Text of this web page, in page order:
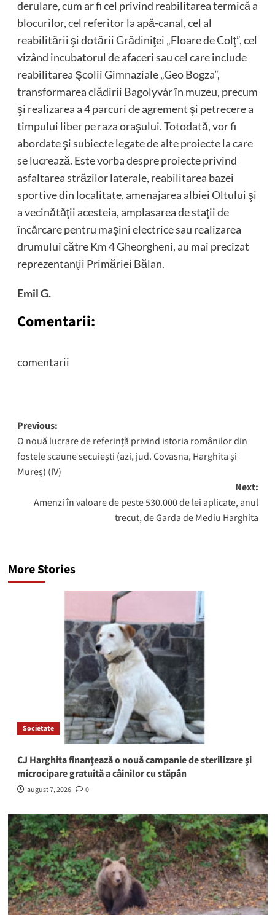
derulare, cum ar fi cel privind reabilitarea termică a
blocurilor, cel referitor la apă-canal, cel al
reabilitării şi dotării Grădiniţei „Floare de Colţ”, cel
vizând incubatorul de afaceri sau cel care include
reabilitarea Şcolii Gimnaziale „Geo Bogza”,
transformarea clădirii Bagolyvár în muzeu, precum
şi realizarea a 4 parcuri de agrement şi petrecere a
timpului liber pe raza oraşului. Totodată, vor fi
abordate şi subiecte legate de alte proiecte la care
se lucrează. Este vorba despre proiecte privind
asfaltarea străzilor laterale, reabilitarea bazei
sportive din localitate, amenajarea albiei Oltului şi
a vecinătăţii acesteia, amplasarea de staţii de
încărcare pentru maşini electrice sau realizarea
drumului către Km 4 Gheorgheni, au mai precizat
reprezentanţii Primăriei Bălan.
Emil G.
Comentarii:
comentarii
Post
navigation
Previous:
O nouă lucrare de referinţă privind istoria românilor din
fostele scaune secuieşti (azi, jud. Covasna, Harghita şi
Mureş) (IV)
Next:
Amenzi în valoare de peste 530.000 de lei aplicate, anul
trecut, de Garda de Mediu Harghita
More Stories
Societate
CJ Harghita finanţează o nouă campanie de sterilizare şi
microcipare gratuită a câinilor cu stăpân
august 7, 2026 0